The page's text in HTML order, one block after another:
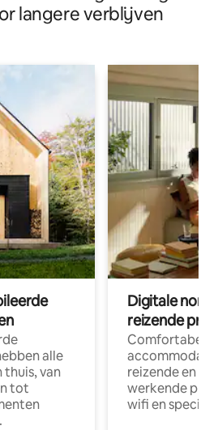
langere verblijven
alle
thuis, van
tot
Digitale
reizende
Comfortabele
reizende en
werkende
wifi en